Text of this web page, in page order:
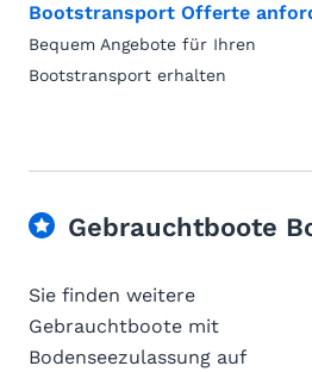
Bootstransport Offerte
Bequem Angebote für Ihren
Bootstransport erhalten
Gebrauchtboote
Sie finden weitere
Gebrauchtboote mit
Bodenseezulassung auf